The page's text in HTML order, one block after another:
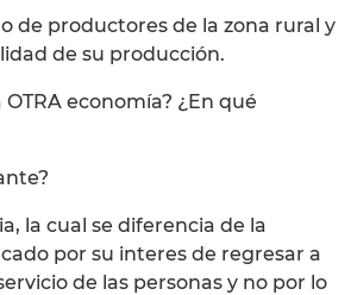
de productores de la zona rural y
de su producción.
economía? ¿En qué
la cual se diferencia de la
por su interes de regresar a
de las personas y no por lo